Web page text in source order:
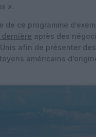
».
de ce programme
dernière après des
afin de présenter
américains